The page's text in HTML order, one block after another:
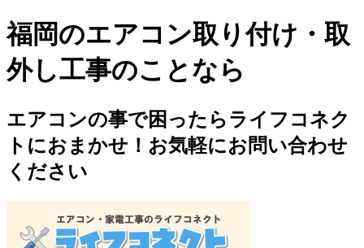
福岡のエアコン取り付け・取
外し工事のことなら
エアコンの事で困ったらライフコネク
トにおまかせ！お気軽にお問い合わせ
ください